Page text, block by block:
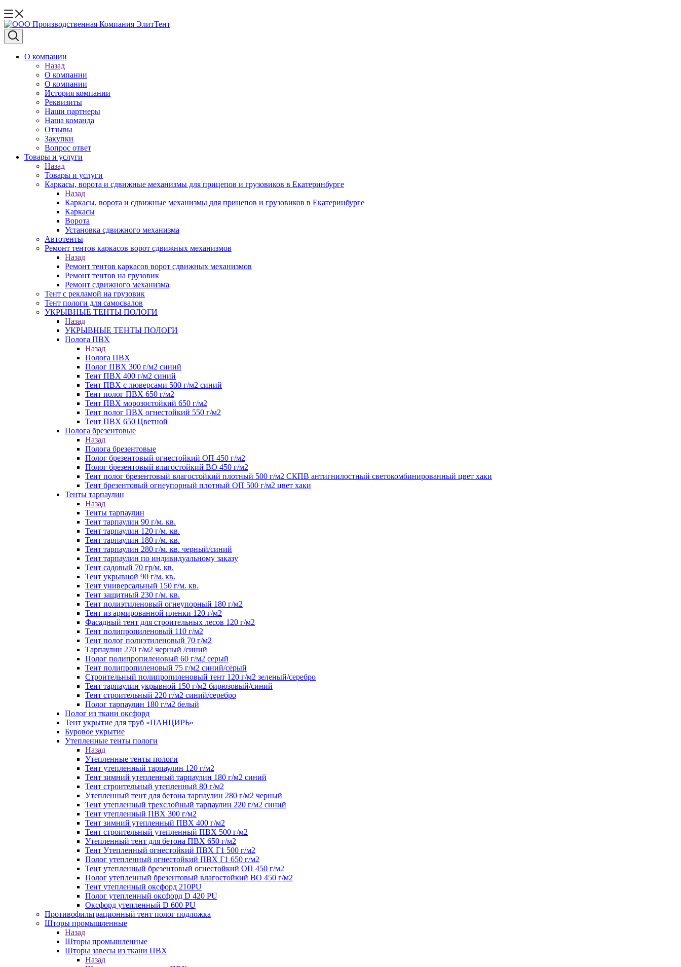
О компании
Назад
О компании
О компании
История компании
Реквизиты
Наши партнеры
Наша команда
Отзывы
Закупки
Вопрос ответ
Товары и услуги
Назад
Товары и услуги
Каркасы, ворота и сдвижные механизмы для прицепов и грузовиков в Екатеринбурге
Назад
Каркасы, ворота и сдвижные механизмы для прицепов и грузовиков в Екатеринбурге
Каркасы
Ворота
Установка сдвижного механизма
Автотенты
Ремонт тентов каркасов ворот сдвижных механизмов
Назад
Ремонт тентов каркасов ворот сдвижных механизмов
Ремонт тентов на грузовик
Ремонт сдвижного механизма
Тент с рекламой на грузовик
Тент пологи для самосвалов
УКРЫВНЫЕ ТЕНТЫ ПОЛОГИ
Назад
УКРЫВНЫЕ ТЕНТЫ ПОЛОГИ
Полога ПВХ
Назад
Полога ПВХ
Полог ПВХ 300 г/м2 синий
Тент ПВХ 400 г/м2 синий
Тент ПВХ с люверсами 500 г/м2 синий
Тент полог ПВХ 650 г/м2
Тент ПВХ морозостойкий 650 г/м2
Тент полог ПВХ огнестойкий 550 г/м2
Тент ПВХ 650 Цветной
Полога брезентовые
Назад
Полога брезентовые
Полог брезентовый огнестойкий ОП 450 г/м2
Полог брезентовый влагостойкий ВО 450 г/м2
Тент полог брезентовый влагостойкий плотный 500 г/м2 СКПВ антигнилостный светокомбинированный цвет хаки
Тент брезентовый огнеупорный плотный ОП 500 г/м2 цвет хаки
Тенты тарпаулин
Назад
Тенты тарпаулин
Тент тарпаулин 90 г/м. кв.
Тент тарпаулин 120 г/м. кв.
Тент тарпаулин 180 г/м. кв.
Тент тарпаулин 280 г/м. кв. черный/синий
Тент тарпаулин по индивидуальному заказу
Тент садовый 70 гр/м. кв.
Тент укрывной 90 г/м. кв.
Тент универсальный 150 г/м. кв.
Тент защитный 230 г/м. кв.
Тент полиэтиленовый огнеупорный 180 г/м2
Тент из армированной пленки 120 г/м2
Фасадный тент для строительных лесов 120 г/м2
Тент полипропиленовый 110 г/м2
Тент полог полиэтиленовый 70 г/м2
Тарпаулин 270 г/м2 черный /синий
Полог полипропиленовый 60 г/м2 серый
Тент полипропиленовый 75 г/м2 синий/серый
Строительный полипропиленовый тент 120 г/м2 зеленый/серебро
Тент тарпаулин укрывной 150 г/м2 бирюзовый/синий
Тент строительный 220 г/м2 синий/серебро
Полог тарпаулин 180 г/м2 белый
Полог из ткани оксфорд
Тент укрытие для труб «ПАНЦИРЬ»
Буровое укрытие
Утепленные тенты пологи
Назад
Утепленные тенты пологи
Тент утепленный тарпаулин 120 г/м2
Тент зимний утепленный тарпаулин 180 г/м2 синий
Тент строительный утепленный 80 г/м2
Утепленный тент для бетона тарпаулин 280 г/м2 черный
Тент утепленный трехслойный тарпаулин 220 г/м2 синий
Тент утепленный ПВХ 300 г/м2
Тент зимний утепленный ПВХ 400 г/м2
Тент строительный утепленный ПВХ 500 г/м2
Утепленный тент для бетона ПВХ 650 г/м2
Тент Утепленный огнестойкий ПВХ Г1 500 г/м2
Полог утепленный огнестойкий ПВХ Г1 650 г/м2
Тент утепленный брезентовый огнестойкий ОП 450 г/м2
Полог утепленный брезентовый влагостойкий ВО 450 г/м2
Тент утепленный оксфорд 210PU
Полог утепленный оксфорд D 420 PU
Оксфорд утепленный D 600 PU
Противофильтрационный тент полог подложка
Шторы промышленные
Назад
Шторы промышленные
Шторы завесы из ткани ПВХ
Назад